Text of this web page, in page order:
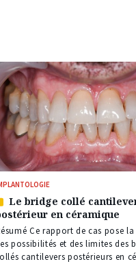
Le bridge collé
en céramique
Ce rapport de cas pose
possibilités et des limites des
cantilevers postérieurs en